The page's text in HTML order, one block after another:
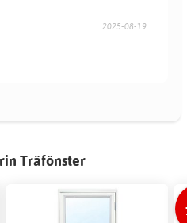
2025-08-19
Träfönster